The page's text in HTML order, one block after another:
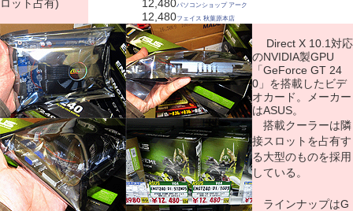
ロット占有)
12,480パソコンショップ アーク
12,480フェイス 秋葉原本店
Direct X 10.1対応
のNVIDIA製GPU
「GeForce GT 24
0」を搭載したビデ
オカード。メーカー
はASUS。
搭載クーラーは隣
接スロットを占有す
る大型のものを採用
している。
ラインナップはG